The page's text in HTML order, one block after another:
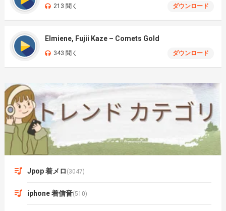
213 聞く ダウンロード
Elmiene, Fujii Kaze – Comets Gold
343 聞く ダウンロード
Jpop 着メロ (3047)
iphone 着信音(510)